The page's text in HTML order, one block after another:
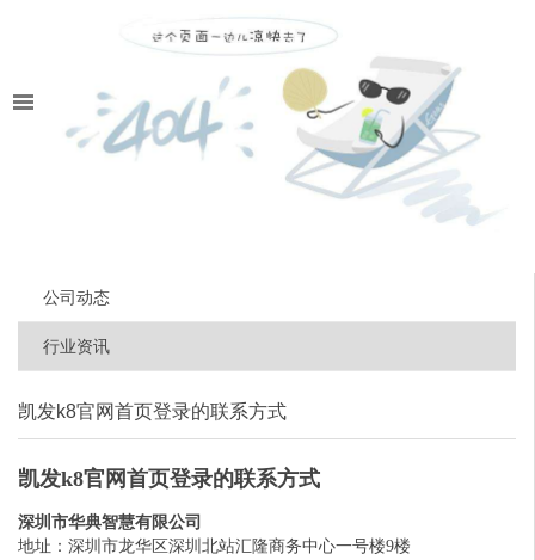
公司动态
行业资讯
凯发k8官网首页登录的联系方式
凯发k8官网首页登录的联系方式
深圳市华典智慧有限公司
地址：深圳市龙华区深圳北站汇隆商务中心一号楼9楼